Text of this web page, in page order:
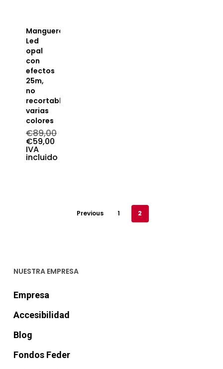
Manguera
Led
opal
con
efectos
25m,
no
recortable,
varias
colores
€89,00
El
precio
original
€59,00
El
precio
IVA
incluido
Previous 1 2
NUESTRA EMPRESA
Empresa
Accesibilidad
Blog
Fondos Feder